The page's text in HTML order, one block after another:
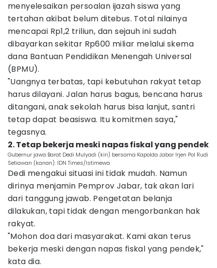
menyelesaikan persoalan ijazah siswa yang
tertahan akibat belum ditebus. Total nilainya
mencapai Rp1,2 triliun, dan sejauh ini sudah
dibayarkan sekitar Rp600 miliar melalui skema
dana Bantuan Pendidikan Menengah Universal
(BPMU).
"Uangnya terbatas, tapi kebutuhan rakyat tetap
harus dilayani. Jalan harus bagus, bencana harus
ditangani, anak sekolah harus bisa lanjut, santri
tetap dapat beasiswa. Itu komitmen saya,"
tegasnya.
2. Tetap bekerja meski napas fiskal yang pendek
Gubernur jawa Barat Dedi Mulyadi (kiri) bersama Kapolda Jabar Irjen Pol Rudi
Setiawan (kanan). IDN Times/Istimewa
Dedi mengakui situasi ini tidak mudah. Namun
dirinya menjamin Pemprov Jabar, tak akan lari
dari tanggung jawab. Pengetatan belanja
dilakukan, tapi tidak dengan mengorbankan hak
rakyat.
"Mohon doa dari masyarakat. Kami akan terus
bekerja meski dengan napas fiskal yang pendek,"
kata dia.